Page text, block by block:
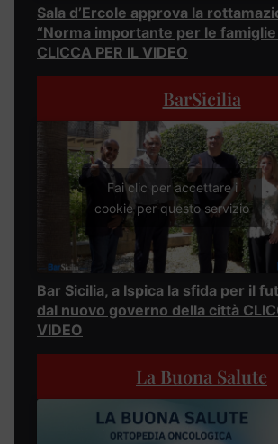
Sala d’Ercole approva la
“Norma importante per le famiglie
CLICCA PER IL VIDEO
BarSicilia
Fai clic per accettare i
cookie per questo servizio
Bar Sicilia, a Ispica la sfida per il
dal nuovo governo della città
VIDEO
La Buona Salute